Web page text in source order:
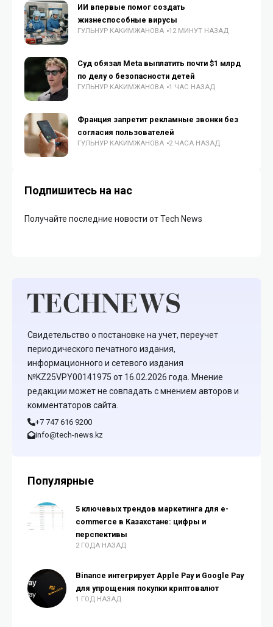
ИИ впервые помог создать
жизнеспособные вирусы
ГУЛЬНУР КАКИМЖАНОВА 12 МИНУТ НАЗАД
Суд обязал Meta выплатить почти $1 млрд
по делу о безопасности детей
ГУЛЬНУР КАКИМЖАНОВА 1 ЧАС НАЗАД
Франция запретит рекламные звонки без
согласия пользователей
ГУЛЬНУР КАКИМЖАНОВА 2 ЧАСА НАЗАД
Подпишитесь на нас
Получайте последние новости от Tech News
Свидетельство о постановке на учет, переучет
периодического печатного издания,
информационного и сетевого издания
№KZ25VPY00141975 от 16.02.2026 года. Мнение
редакции может не совпадать с мнением авторов и
комментаторов сайта.
+7 747 616 9200
info@tech-news.kz
Популярные
5 ключевых трендов маркетинга для e-
commerce в Казахстане: цифры и
перспективы
2 ГОДА НАЗАД
Binance интегрирует Apple Pay и Google Pay
для упрощения покупки криптовалют
1 ГОД НАЗАД